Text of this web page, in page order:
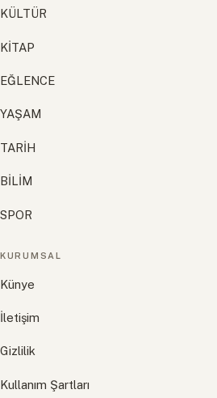
KÜLTÜR
KİTAP
EĞLENCE
YAŞAM
TARİH
BİLİM
SPOR
KURUMSAL
Künye
İletişim
Gizlilik
Kullanım Şartları